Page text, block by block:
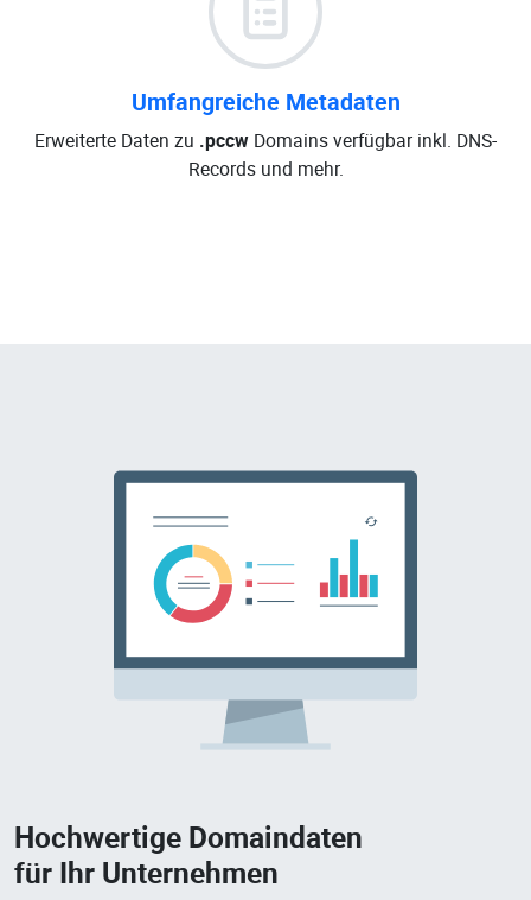
Umfangreiche Metadaten
Erweiterte Daten zu .pccw Domains verfügbar inkl. DNS-
Records und mehr.
Hochwertige Domaindaten
für Ihr Unternehmen